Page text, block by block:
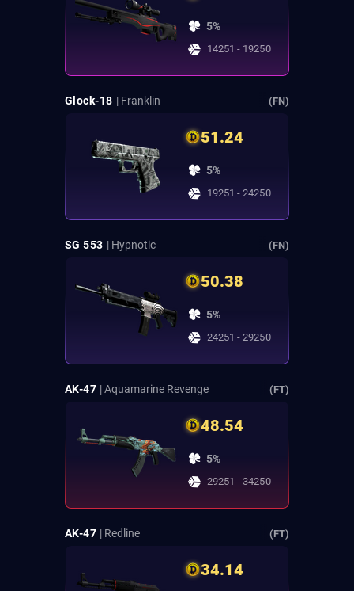
5%
14251 - 19250
Glock-18 | Franklin (FN)
51.24
5%
19251 - 24250
SG 553 | Hypnotic (FN)
50.38
5%
24251 - 29250
AK-47 | Aquamarine Revenge (FT)
48.54
5%
29251 - 34250
AK-47 | Redline (FT)
34.14